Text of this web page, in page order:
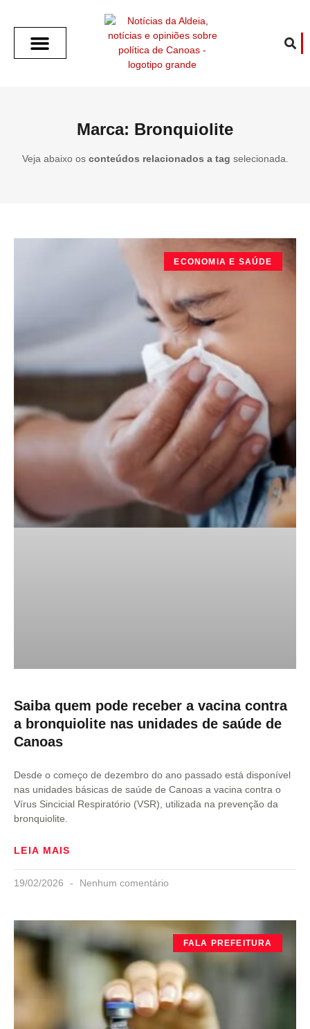
Marca: Bronquiolite
Veja abaixo os conteúdos relacionados a tag selecionada.
ECONOMIA E SAÚDE
Saiba quem pode receber a vacina contra
a bronquiolite nas unidades de saúde de
Canoas
Desde o começo de dezembro do ano passado está disponível
nas unidades básicas de saúde de Canoas a vacina contra o
Vírus Sincicial Respiratório (VSR), utilizada na prevenção da
bronquiolite.
LEIA MAIS
19/02/2026 Nenhum comentário
FALA PREFEITURA